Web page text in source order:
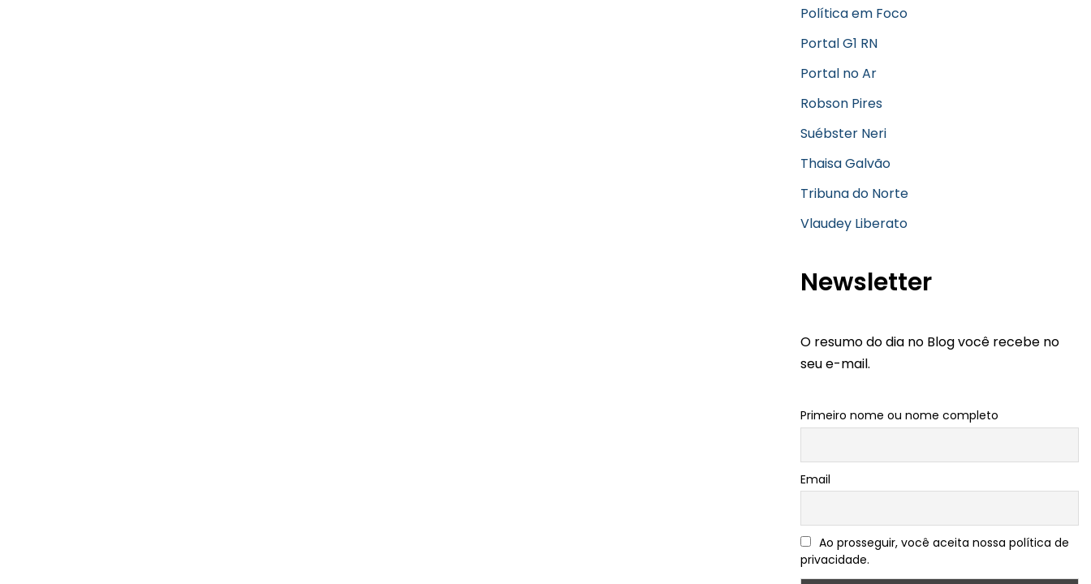
Política em Foco
Portal G1 RN
Portal no Ar
Robson Pires
Suébster Neri
Thaisa Galvão
Tribuna do Norte
Vlaudey Liberato
Newsletter
O resumo do dia no Blog você recebe no
seu e-mail.
Primeiro nome ou nome completo
Email
Ao prosseguir, você aceita nossa política de
privacidade.